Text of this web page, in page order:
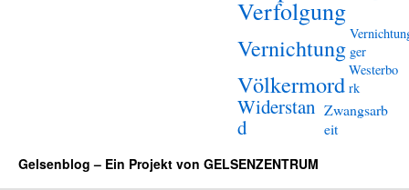
Verfolgung
Vernichtung ger
Völkermord Westerbo
rk
Widerstan
d
Zwangsarb
eit
Gelsenblog – Ein Projekt von GELSENZENTRUM